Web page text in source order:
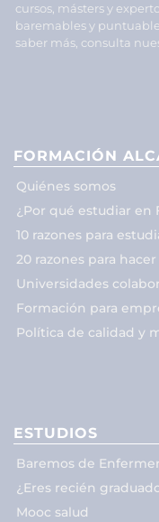
cursos, másters y
baremables y
saber más, consulta
FORMACIÓN
Quiénes somos
¿Por qué estudiar en
10 razones para
20 razones para
Universidades
Formación para
Política de calidad y
ESTUDIOS
Baremos de
¿Eres recién
Mooc salud